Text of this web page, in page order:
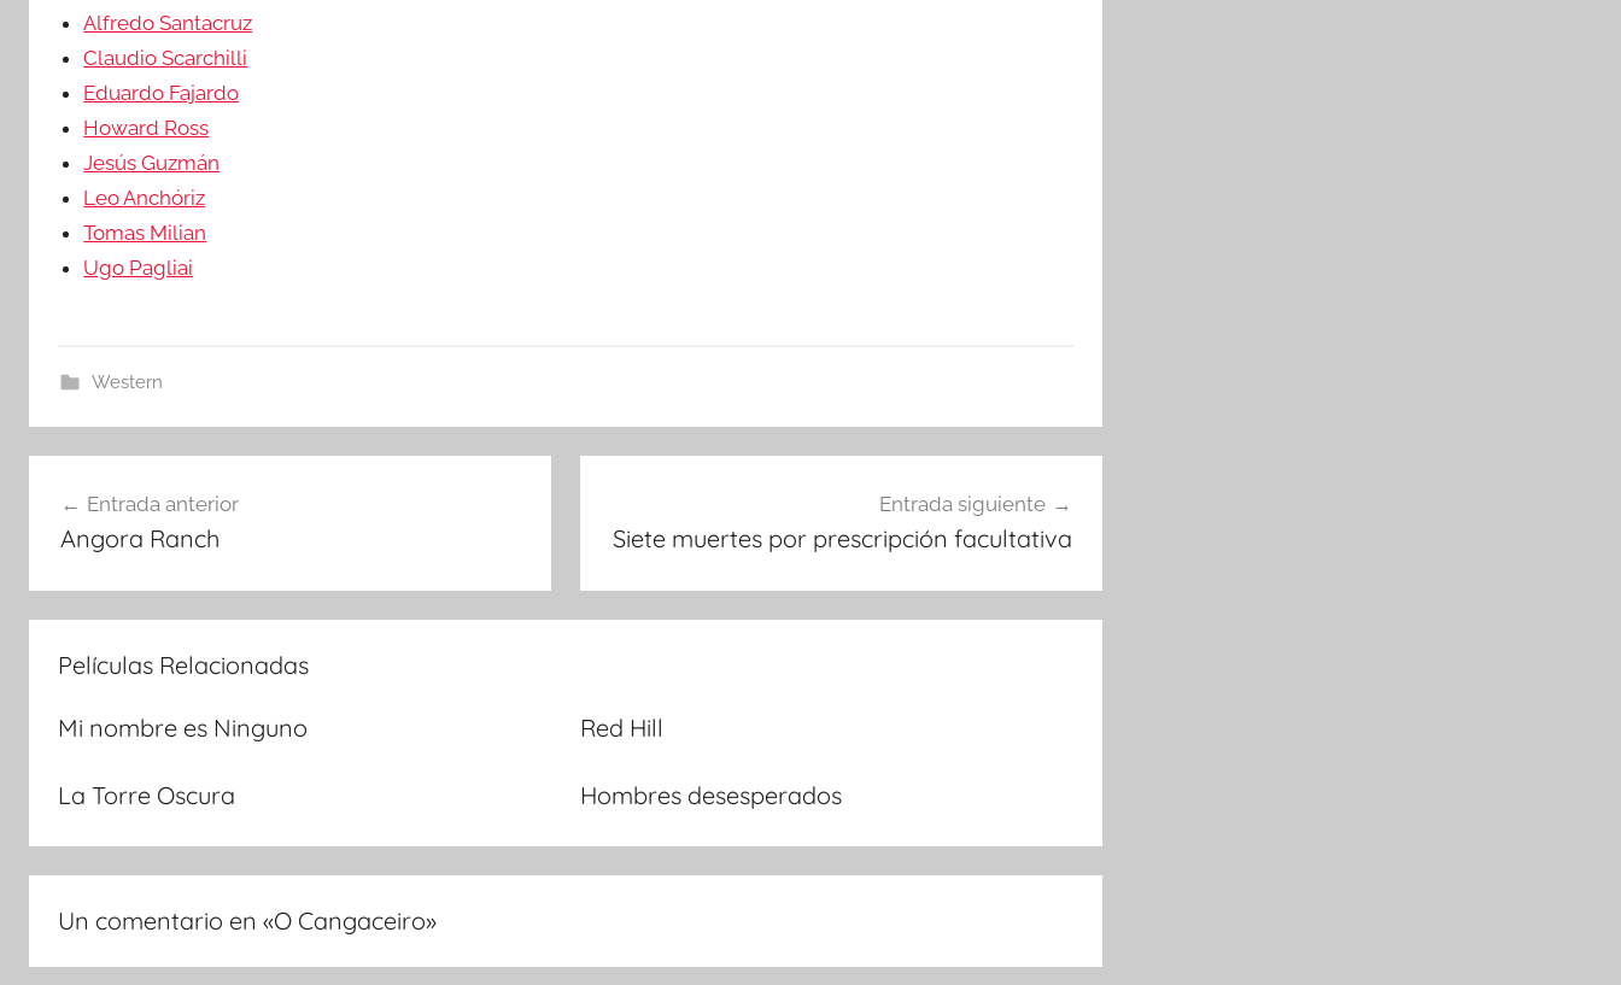
Alfredo Santacruz
Claudio Scarchilli
Eduardo Fajardo
Howard Ross
Jesús Guzmán
Leo Anchóriz
Tomas Milian
Ugo Pagliai
Western
Navegación
de
entradas
Entrada anterior
Angora Ranch
Entrada siguiente
Siete muertes por prescripción facultativa
Películas Relacionadas
Mi nombre es Ninguno Red Hill
La Torre Oscura Hombres desesperados
Un comentario en «O Cangaceiro»